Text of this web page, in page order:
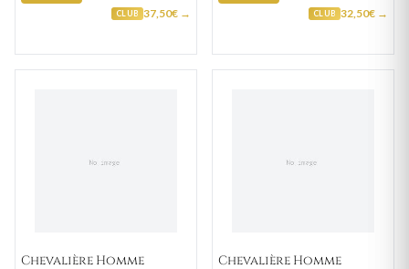
CLUB 37,50€ → CLUB 32,50€ →
Chevalière Homme
Chevalière Homme